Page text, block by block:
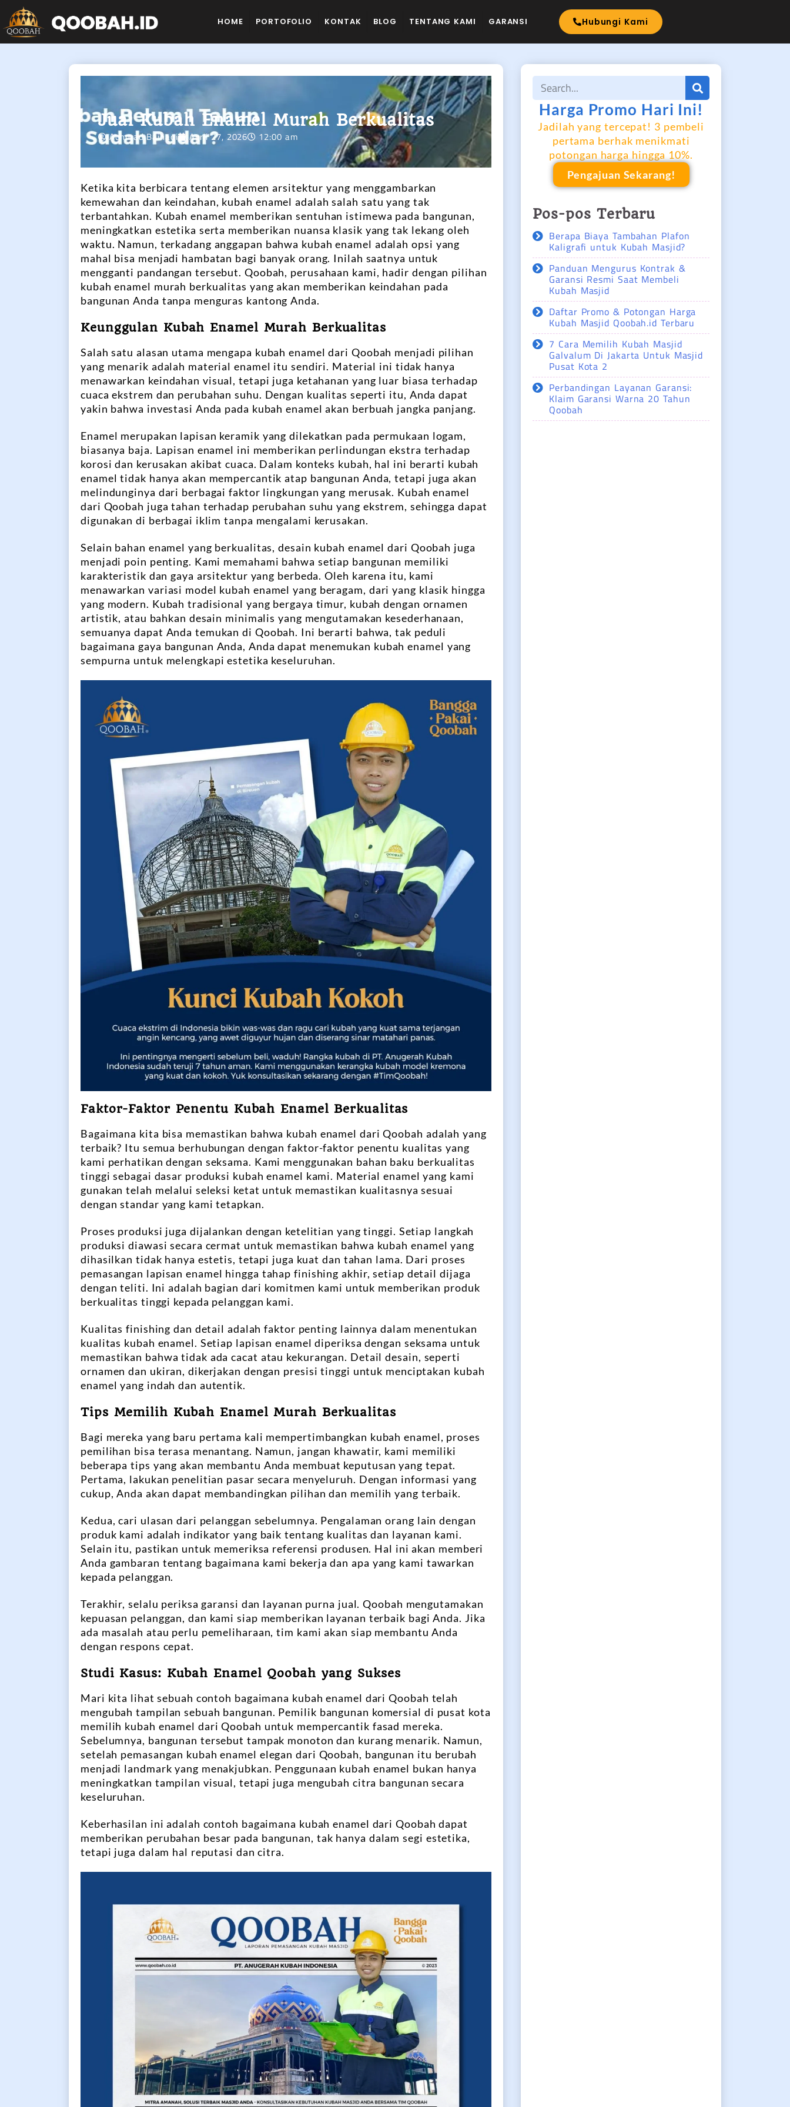
HOME PORTOFOLIO KONTAK BLOG TENTANG KAMI GARANSI Hubungi Kami
Jual Kubah Enamel Murah Berkualitas
Achmad Baihaqi April 27, 2026 12:00 am
Ketika kita berbicara tentang elemen arsitektur yang menggambarkan
kemewahan dan keindahan, kubah enamel adalah salah satu yang tak
terbantahkan. Kubah enamel memberikan sentuhan istimewa pada bangunan,
meningkatkan estetika serta memberikan nuansa klasik yang tak lekang oleh
waktu. Namun, terkadang anggapan bahwa kubah enamel adalah opsi yang
mahal bisa menjadi hambatan bagi banyak orang. Inilah saatnya untuk
mengganti pandangan tersebut. Qoobah, perusahaan kami, hadir dengan pilihan
kubah enamel murah berkualitas yang akan memberikan keindahan pada
bangunan Anda tanpa menguras kantong Anda.
Keunggulan Kubah Enamel Murah Berkualitas
Salah satu alasan utama mengapa kubah enamel dari Qoobah menjadi pilihan
yang menarik adalah material enamel itu sendiri. Material ini tidak hanya
menawarkan keindahan visual, tetapi juga ketahanan yang luar biasa terhadap
cuaca ekstrem dan perubahan suhu. Dengan kualitas seperti itu, Anda dapat
yakin bahwa investasi Anda pada kubah enamel akan berbuah jangka panjang.
Enamel merupakan lapisan keramik yang dilekatkan pada permukaan logam,
biasanya baja. Lapisan enamel ini memberikan perlindungan ekstra terhadap
korosi dan kerusakan akibat cuaca. Dalam konteks kubah, hal ini berarti kubah
enamel tidak hanya akan mempercantik atap bangunan Anda, tetapi juga akan
melindunginya dari berbagai faktor lingkungan yang merusak. Kubah enamel
dari Qoobah juga tahan terhadap perubahan suhu yang ekstrem, sehingga dapat
digunakan di berbagai iklim tanpa mengalami kerusakan.
Selain bahan enamel yang berkualitas, desain kubah enamel dari Qoobah juga
menjadi poin penting. Kami memahami bahwa setiap bangunan memiliki
karakteristik dan gaya arsitektur yang berbeda. Oleh karena itu, kami
menawarkan variasi model kubah enamel yang beragam, dari yang klasik hingga
yang modern. Kubah tradisional yang bergaya timur, kubah dengan ornamen
artistik, atau bahkan desain minimalis yang mengutamakan kesederhanaan,
semuanya dapat Anda temukan di Qoobah. Ini berarti bahwa, tak peduli
bagaimana gaya bangunan Anda, Anda dapat menemukan kubah enamel yang
sempurna untuk melengkapi estetika keseluruhan.
Faktor-Faktor Penentu Kubah Enamel Berkualitas
Bagaimana kita bisa memastikan bahwa kubah enamel dari Qoobah adalah yang
terbaik? Itu semua berhubungan dengan faktor-faktor penentu kualitas yang
kami perhatikan dengan seksama. Kami menggunakan bahan baku berkualitas
tinggi sebagai dasar produksi kubah enamel kami. Material enamel yang kami
gunakan telah melalui seleksi ketat untuk memastikan kualitasnya sesuai
dengan standar yang kami tetapkan.
Proses produksi juga dijalankan dengan ketelitian yang tinggi. Setiap langkah
produksi diawasi secara cermat untuk memastikan bahwa kubah enamel yang
dihasilkan tidak hanya estetis, tetapi juga kuat dan tahan lama. Dari proses
pemasangan lapisan enamel hingga tahap finishing akhir, setiap detail dijaga
dengan teliti. Ini adalah bagian dari komitmen kami untuk memberikan produk
berkualitas tinggi kepada pelanggan kami.
Kualitas finishing dan detail adalah faktor penting lainnya dalam menentukan
kualitas kubah enamel. Setiap lapisan enamel diperiksa dengan seksama untuk
memastikan bahwa tidak ada cacat atau kekurangan. Detail desain, seperti
ornamen dan ukiran, dikerjakan dengan presisi tinggi untuk menciptakan kubah
enamel yang indah dan autentik.
Tips Memilih Kubah Enamel Murah Berkualitas
Bagi mereka yang baru pertama kali mempertimbangkan kubah enamel, proses
pemilihan bisa terasa menantang. Namun, jangan khawatir, kami memiliki
beberapa tips yang akan membantu Anda membuat keputusan yang tepat.
Pertama, lakukan penelitian pasar secara menyeluruh. Dengan informasi yang
cukup, Anda akan dapat membandingkan pilihan dan memilih yang terbaik.
Kedua, cari ulasan dari pelanggan sebelumnya. Pengalaman orang lain dengan
produk kami adalah indikator yang baik tentang kualitas dan layanan kami.
Selain itu, pastikan untuk memeriksa referensi produsen. Hal ini akan memberi
Anda gambaran tentang bagaimana kami bekerja dan apa yang kami tawarkan
kepada pelanggan.
Terakhir, selalu periksa garansi dan layanan purna jual. Qoobah mengutamakan
kepuasan pelanggan, dan kami siap memberikan layanan terbaik bagi Anda. Jika
ada masalah atau perlu pemeliharaan, tim kami akan siap membantu Anda
dengan respons cepat.
Studi Kasus: Kubah Enamel Qoobah yang Sukses
Mari kita lihat sebuah contoh bagaimana kubah enamel dari Qoobah telah
mengubah tampilan sebuah bangunan. Pemilik bangunan komersial di pusat kota
memilih kubah enamel dari Qoobah untuk mempercantik fasad mereka.
Sebelumnya, bangunan tersebut tampak monoton dan kurang menarik. Namun,
setelah pemasangan kubah enamel elegan dari Qoobah, bangunan itu berubah
menjadi landmark yang menakjubkan. Penggunaan kubah enamel bukan hanya
meningkatkan tampilan visual, tetapi juga mengubah citra bangunan secara
keseluruhan.
Keberhasilan ini adalah contoh bagaimana kubah enamel dari Qoobah dapat
memberikan perubahan besar pada bangunan, tak hanya dalam segi estetika,
tetapi juga dalam hal reputasi dan citra.
Harga Promo Hari Ini!
Jadilah yang tercepat! 3 pembeli
pertama berhak menikmati
potongan harga hingga 10%.
Pengajuan Sekarang!
Pos-pos Terbaru
Berapa Biaya Tambahan Plafon
Kaligrafi untuk Kubah Masjid?
Panduan Mengurus Kontrak &
Garansi Resmi Saat Membeli
Kubah Masjid
Daftar Promo & Potongan Harga
Kubah Masjid Qoobah.id Terbaru
7 Cara Memilih Kubah Masjid
Galvalum Di Jakarta Untuk Masjid
Pusat Kota 2
Perbandingan Layanan Garansi:
Klaim Garansi Warna 20 Tahun
Qoobah